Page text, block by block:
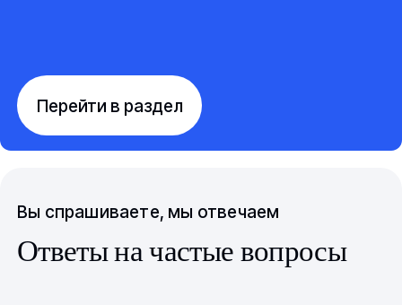
Перейти в раздел
Вы спрашиваете, мы отвечаем
Ответы на частые вопросы